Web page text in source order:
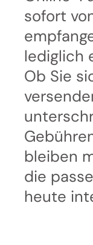
sofort
lediglich
Ob Sie
bleiben
die
heute